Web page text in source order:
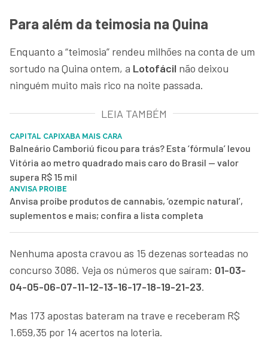
Para além da teimosia na Quina
Enquanto a “teimosia” rendeu milhões na conta de um
sortudo na Quina ontem, a Lotofácil não deixou
ninguém muito mais rico na noite passada.
LEIA TAMBÉM
CAPITAL CAPIXABA MAIS CARA
Balneário Camboriú ficou para trás? Esta ‘fórmula’ levou
Vitória ao metro quadrado mais caro do Brasil — valor
supera R$ 15 mil
ANVISA PROIBE
Anvisa proíbe produtos de cannabis, ‘ozempic natural’,
suplementos e mais; confira a lista completa
Nenhuma aposta cravou as 15 dezenas sorteadas no
concurso 3086. Veja os números que saíram: 01-03-
04-05-06-07-11-12-13-16-17-18-19-21-23.
Mas 173 apostas bateram na trave e receberam R$
1.659,35 por 14 acertos na loteria.